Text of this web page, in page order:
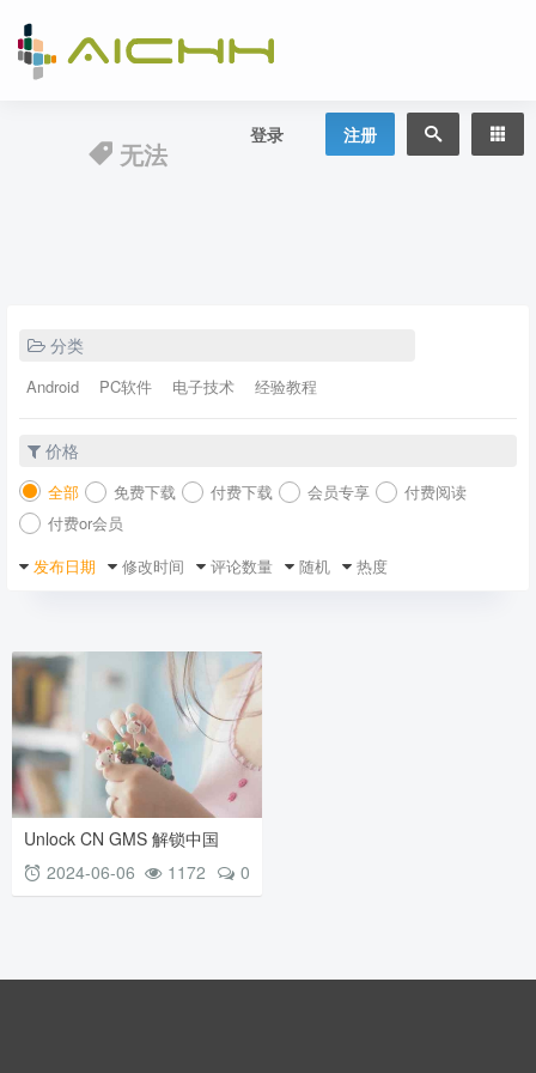
登录 注册
无法
分类
Android PC软件 电子技术 经验教程
价格
全部 免费下载 付费下载 会员专享
付费阅读
付费or会员
发布日期
修改时间 评论数量 随机 热度
Unlock CN GMS 解锁中国
2024-06-06 0
1172